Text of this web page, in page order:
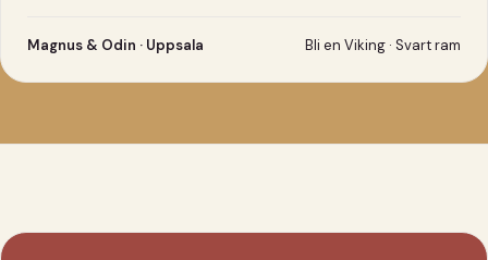
Magnus & Odin · Uppsala Bli en Viking · Svart ram